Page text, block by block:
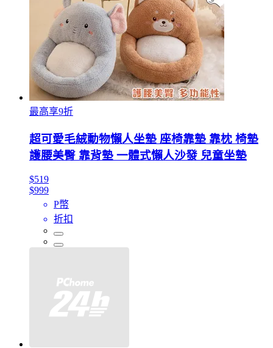
最高享9折
超可愛毛絨動物懶人坐墊 座椅靠墊 靠枕 椅墊
護腰美臀 靠背墊 一體式懶人沙發 兒童坐墊
$519
$999
P幣
折扣